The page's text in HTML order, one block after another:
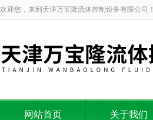
欢迎您，来到天津万宝隆流体控制设备有限公司！
网站首页 关于我们